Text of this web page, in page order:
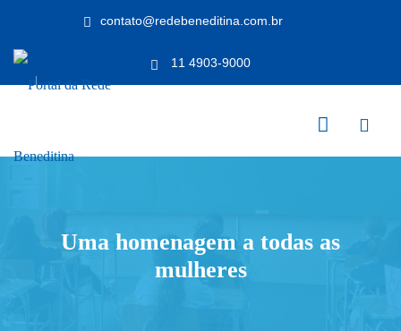
content
contato@redebeneditina.com.br
11 4903-9000
Uma homenagem a todas as
mulheres